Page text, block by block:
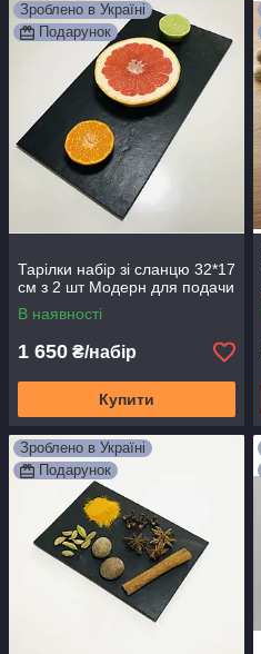
Зроблено в Україні
Подарунок
Тарілки набір зі сланцю 32*17
см з 2 шт Модерн для подачи
В наявності
1 650 ₴/набір
Купити
Зроблено в Україні
Подарунок